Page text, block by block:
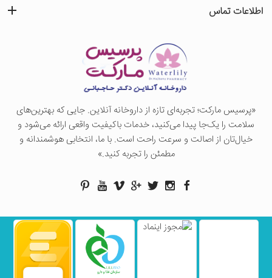
«پرسيس ماركت؛ تجربه‌ای تازه از داروخانه آنلاین. جایی که بهترین‌های
سلامت را یک‌جا پیدا می‌کنید، خدمات باکیفیت واقعی ارائه می‌شود و
خیال‌تان از اصالت و سرعت راحت است. با ما، انتخابی هوشمندانه و
مطمئن را تجربه کنید.»
اطلاعات تماس